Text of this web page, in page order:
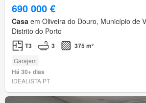
690 000 €
Casa em Oliveira do Douro, Município de
Distrito do Porto
T3 3 375 m²
Garajem
Há 30+ dias
IDEALISTA.PT